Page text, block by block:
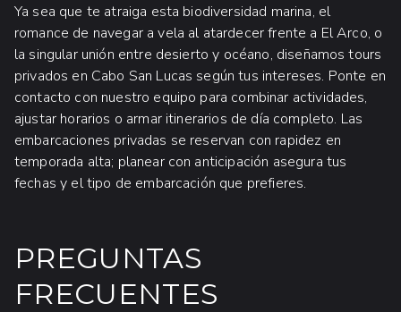
Ya sea que te atraiga esta biodiversidad marina, el
romance de navegar a vela al atardecer frente a El Arco, o
la singular unión entre desierto y océano, diseñamos tours
privados en Cabo San Lucas según tus intereses. Ponte en
contacto con nuestro equipo para combinar actividades,
ajustar horarios o armar itinerarios de día completo. Las
embarcaciones privadas se reservan con rapidez en
temporada alta; planear con anticipación asegura tus
fechas y el tipo de embarcación que prefieres.
PREGUNTAS
FRECUENTES